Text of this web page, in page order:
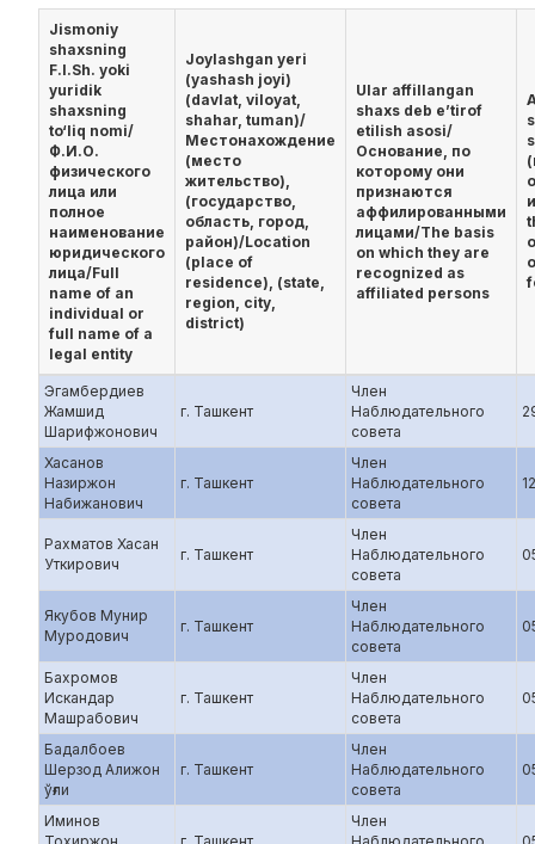
Jismoniy
shaxsning
F.I.Sh. yoki
yuridik
shaxsning
to‘liq nomi/
Ф.И.О.
физического
лица или
полное
наименование
юридического
лица/Full
name of an
individual or
full name of a
legal entity
Joylashgan yeri
(yashash joyi)
(davlat, viloyat,
shahar, tuman)/
Местонахождение
(место
жительство),
(государство,
область, город,
район)/Location
(place of
residence), (state,
region, city,
district)
Ular affillangan
shaxs deb e’tirof
etilish asosi/
Основание, по
которому они
признаются
аффилированными
лицами/The basis
on which they are
recognized as
affiliated persons
Эгамбердиев
Жамшид
Шарифжонович
г. Ташкент
Член
Наблюдательного
совета
Хасанов
Назиржон
Набижанович
г. Ташкент
Член
Наблюдательного
совета
Рахматов Хасан
Уткирович
г. Ташкент
Член
Наблюдательного
совета
Якубов Мунир
Муродович
г. Ташкент
Член
Наблюдательного
совета
Бахромов
Искандар
Машрабович
г. Ташкент
Член
Наблюдательного
совета
Бадалбоев
Шерзод Алижон
ўғли
г. Ташкент
Член
Наблюдательного
совета
Иминов
Член